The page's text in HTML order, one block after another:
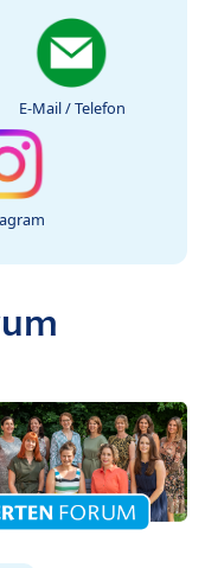
E-Mail / Telefon